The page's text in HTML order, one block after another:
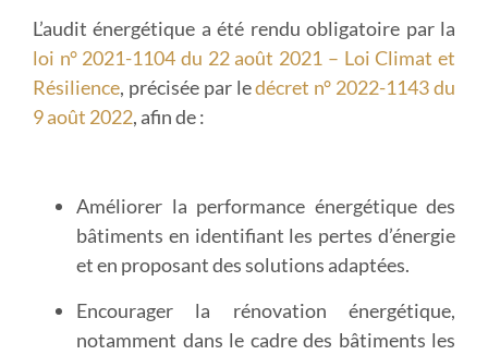
L’audit énergétique a été rendu obligatoire par la
loi n° 2021-1104 du 22 août 2021 – Loi Climat et
Résilience, précisée par ledécret n° 2022-1143 du
9 août 2022, afin de :
Améliorer la performance énergétique des
bâtiments en identifiant les pertes d’énergie
et en proposant des solutions adaptées.
Encourager la rénovation énergétique,
notamment dans le cadre des bâtiments les